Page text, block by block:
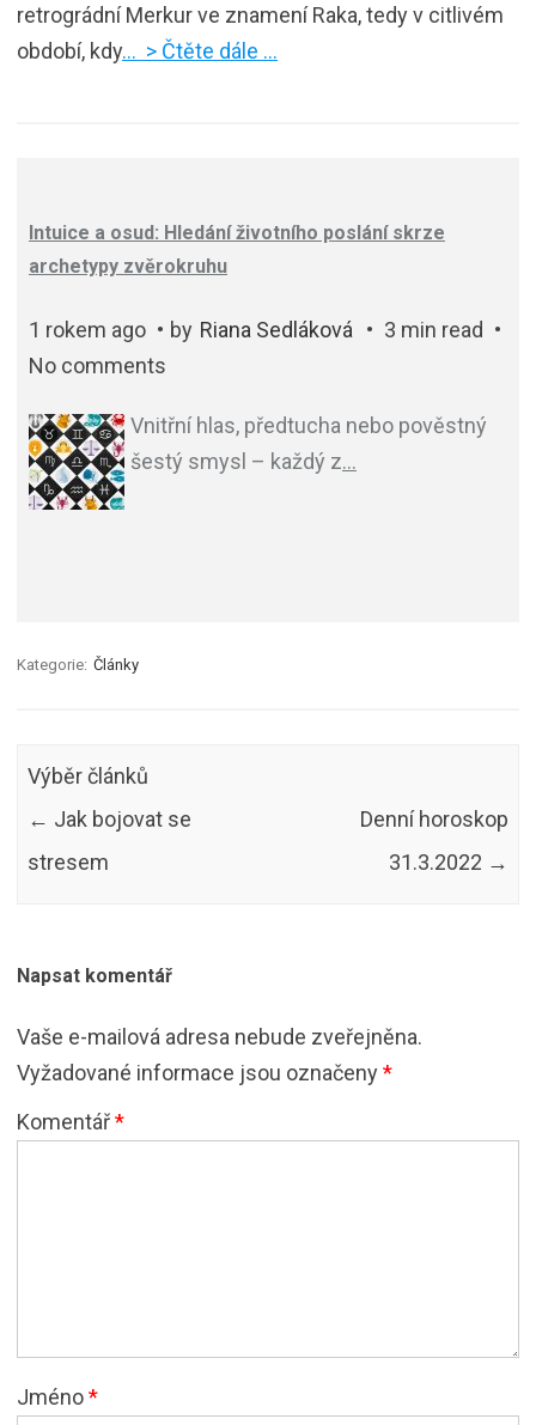
retrográdní Merkur ve znamení Raka, tedy v citlivém
období, kdy… > Čtěte dále …
Intuice a osud: Hledání životního poslání skrze
archetypy zvěrokruhu
1 rokem ago by Riana Sedláková
3 min read
No comments
Vnitřní hlas, předtucha nebo pověstný
šestý smysl – každý z…
Kategorie: Články
Výběr článků
← Jak bojovat se
stresem
Denní horoskop
31.3.2022 →
Napsat komentář
Vaše e-mailová adresa nebude zveřejněna.
Vyžadované informace jsou označeny*
Komentář*
Jméno*